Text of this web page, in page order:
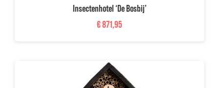
Insectenhotel ‘De Bosbij’
€871,95